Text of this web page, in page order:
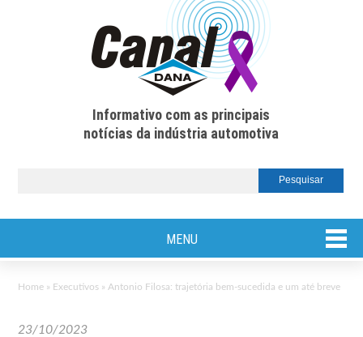
Informativo com as principais
notícias da indústria automotiva
MENU
Home » Executivos » Antonio Filosa: trajetória bem-sucedida e um até breve
23/10/2023